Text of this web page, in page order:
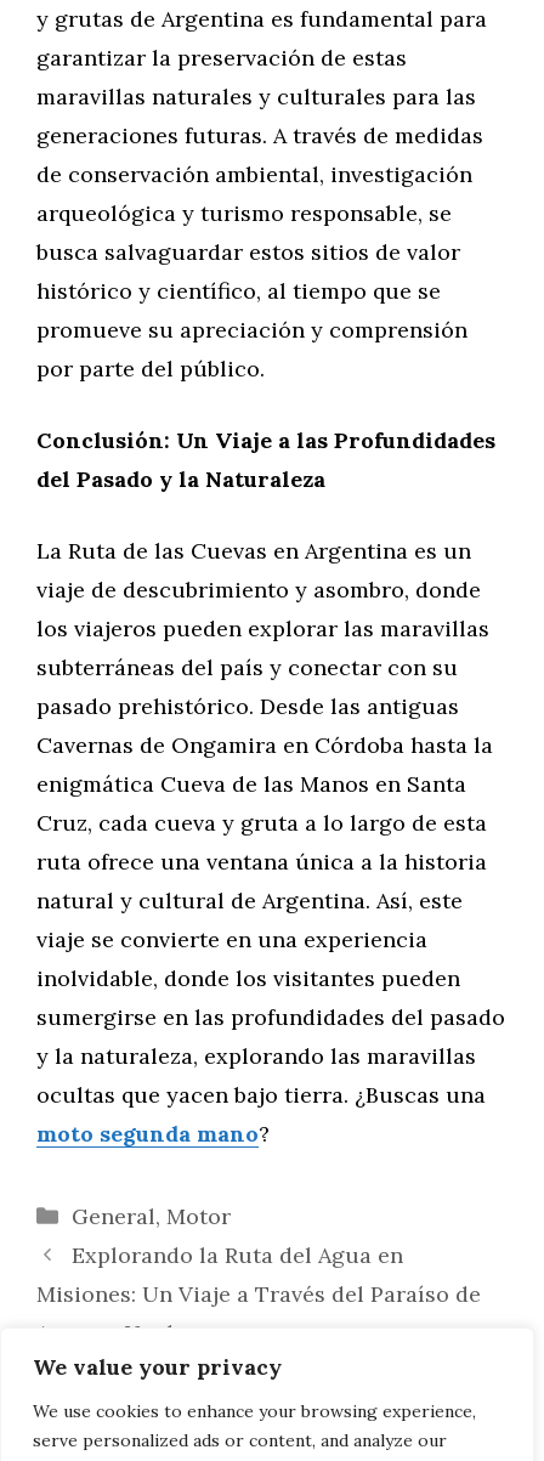
We value your privacy
We use cookies to enhance your browsing experience,
serve personalized ads or content, and analyze our
y grutas de Argentina es fundamental para
garantizar la preservación de estas
maravillas naturales y culturales para las
generaciones futuras. A través de medidas
de conservación ambiental, investigación
arqueológica y turismo responsable, se
busca salvaguardar estos sitios de valor
histórico y científico, al tiempo que se
promueve su apreciación y comprensión
por parte del público.
Conclusión: Un Viaje a las Profundidades
del Pasado y la Naturaleza
La Ruta de las Cuevas en Argentina es un
viaje de descubrimiento y asombro, donde
los viajeros pueden explorar las maravillas
subterráneas del país y conectar con su
pasado prehistórico. Desde las antiguas
Cavernas de Ongamira en Córdoba hasta la
enigmática Cueva de las Manos en Santa
Cruz, cada cueva y gruta a lo largo de esta
ruta ofrece una ventana única a la historia
natural y cultural de Argentina. Así, este
viaje se convierte en una experiencia
inolvidable, donde los visitantes pueden
sumergirse en las profundidades del pasado
y la naturaleza, explorando las maravillas
ocultas que yacen bajo tierra. ¿Buscas una
moto segunda mano?
Categorías
General, Motor
Explorando la Ruta del Agua en
Misiones: Un Viaje a Través del Paraíso de
Aguas y Verdes
Explorando la Ruta del Bosque
Petrificado: Un Viaje al Pasado Prehistórico
en la Patagonia